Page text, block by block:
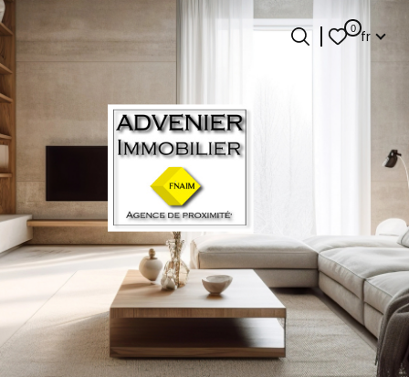
0 Langue
fr
Accueil